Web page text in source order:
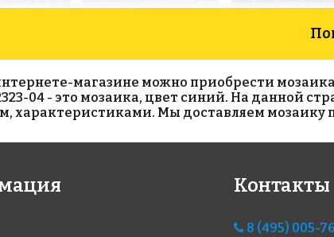
AKP013
306x306
магазине можно приобрести мозаика
04 - это мозаика, цвет синий. На данной
характеристиками. Мы доставляем мозаику
Контакты
8 (495) 005-